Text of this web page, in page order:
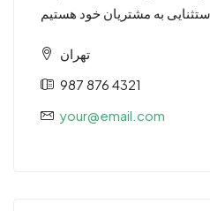
تهران
987 876 4321
your@email.com